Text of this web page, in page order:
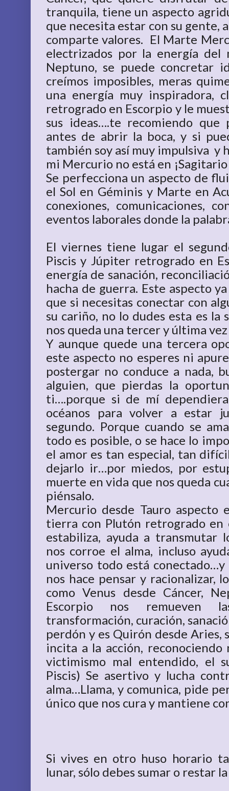
tranquila, tiene un aspecto
que necesita estar con su gente,
comparte valores. El Marte
electrizados por la energía del
Neptuno, se puede concretar
creímos imposibles, meras
una energía muy inspiradora,
retrogrado en Escorpio y le
sus ideas….te recomiendo que
antes de abrir la boca, y si
también soy así muy impulsiva y
mi Mercurio no está en
Se perfecciona un aspecto de
el Sol en Géminis y Marte en
conexiones, comunicaciones,
eventos laborales donde la
El viernes tiene lugar el
Piscis y Júpiter retrogrado en
energía de sanación,
hacha de guerra. Este aspecto
que si necesitas conectar con
su cariño, no lo dudes esta es la
nos queda una tercer y última
Y aunque quede una tercera
este aspecto no esperes ni
postergar no conduce a nada,
alguien, que pierdas la
ti….porque si de mí
océanos para volver a estar
segundo. Porque cuando se
todo es posible, o se hace lo
el amor es tan especial, tan
dejarlo ir…por miedos, por
muerte en vida que nos queda
piénsalo.
Mercurio desde Tauro
tierra con Plutón retrogrado en
estabiliza, ayuda a transmutar
nos corroe el alma, incluso
universo todo está conectado…y
nos hace pensar y racionalizar,
como Venus desde Cáncer,
Escorpio nos remueven
transformación, curación,
perdón y es Quirón desde Aries,
incita a la acción,
victimismo mal entendido, el
Piscis) Se asertivo y lucha
alma…Llama, y comunica, pide
único que nos cura y mantiene
Si vives en otro huso horario
lunar, sólo debes sumar o restar